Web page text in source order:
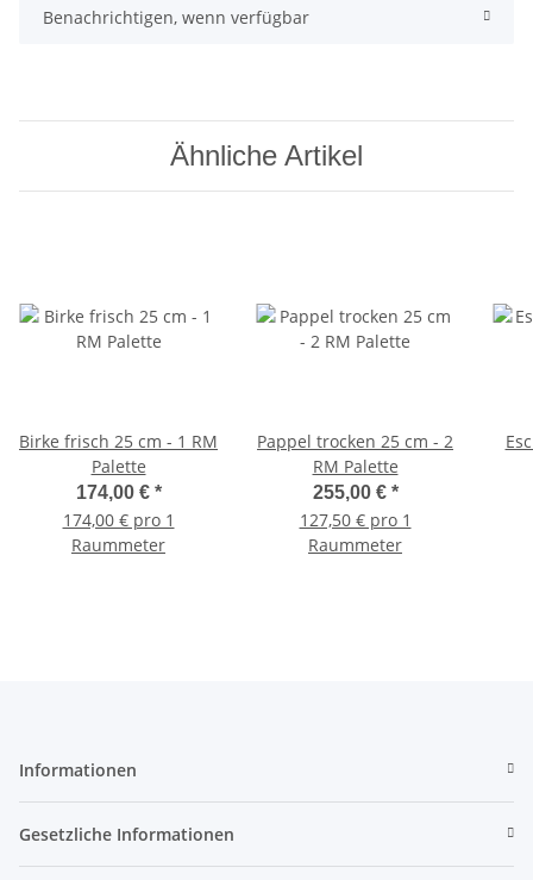
Benachrichtigen, wenn verfügbar
Ähnliche Artikel
Birke frisch 25 cm - 1 RM
Palette
174,00 € *
174,00 € pro 1
Raummeter
Pappel trocken 25 cm - 2
RM Palette
255,00 € *
127,50 € pro 1
Raummeter
Informationen
Gesetzliche Informationen